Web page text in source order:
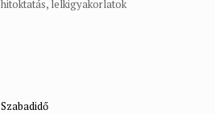
hitoktatás, lelkigyakorlatok
Szabadidő